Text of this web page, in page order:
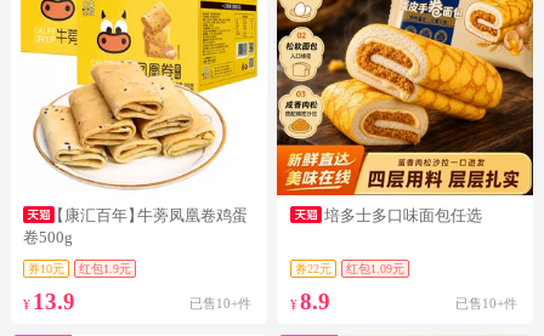
【康汇百年】牛蒡凤凰卷鸡蛋
卷500g
券10元 红包1.9元
¥ 13.9 已售10+件
培多士多口味面包任选
券22元 红包1.09元
¥8.9 已售10+件